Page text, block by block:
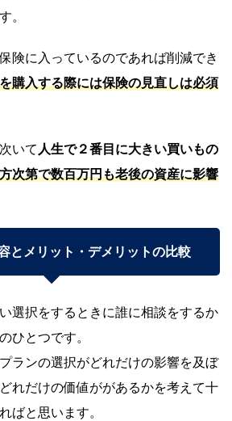
。
険に入っているのであれば削減でき
購入する際には保険の見直しは必須
いて 人生で２番目に大きい買いもの
次第で数百万円も老後の資産に影響
とメリット・デメリットの比較
選択をするときに誰に相談をするか
ひとつです。
ランの選択がどれだけの影響を及ぼ
れだけの価値ががあるかを考えて十
ばと思います。